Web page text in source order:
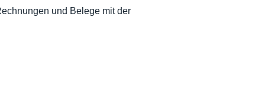
und Belege mit der